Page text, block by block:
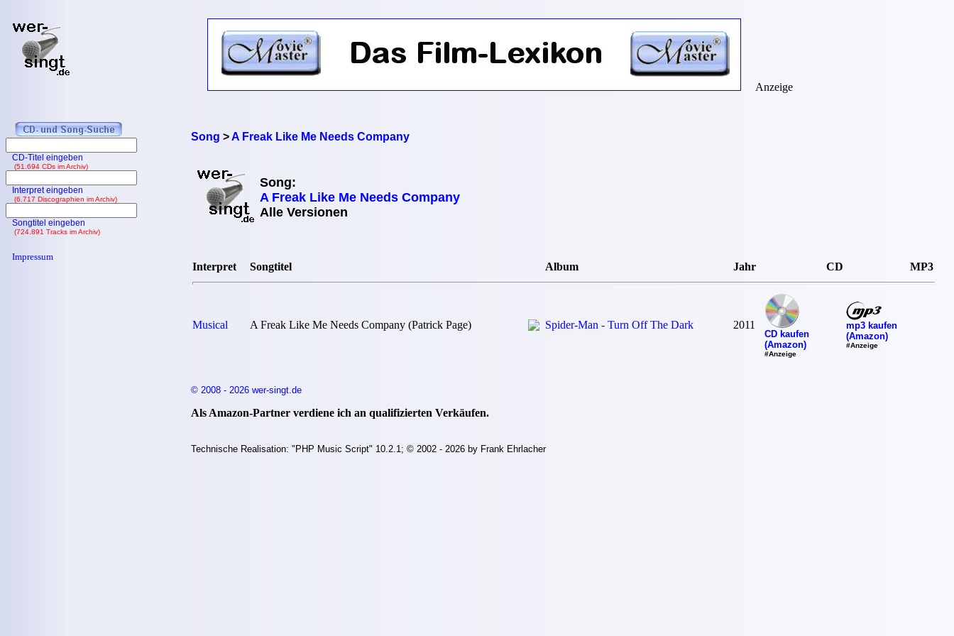
Song >A Freak Like Me Needs Company
Song:
A Freak Like Me Needs Company
Alle Versionen
Interpret Songtitel Album Jahr CD MP3
Musical A Freak Like Me Needs Company (Patrick Page) Spider-Man - Turn Off The Dark 2011
CD kaufen
(Amazon)
#Anzeige
mp3 kaufen
(Amazon)
#Anzeige
© 2008 - 2026 wer-singt.de
Als Amazon-Partner verdiene ich an qualifizierten Verkäufen.
Technische Realisation: "PHP Music Script" 10.2.1; © 2002 - 2026 by Frank Ehrlacher
Anzeige
CD-Titel eingeben
(51.694 CDs im Archiv)
Interpret eingeben
(6.717 Discographien im Archiv)
Songtitel eingeben
(724.891 Tracks im Archiv)
Impressum